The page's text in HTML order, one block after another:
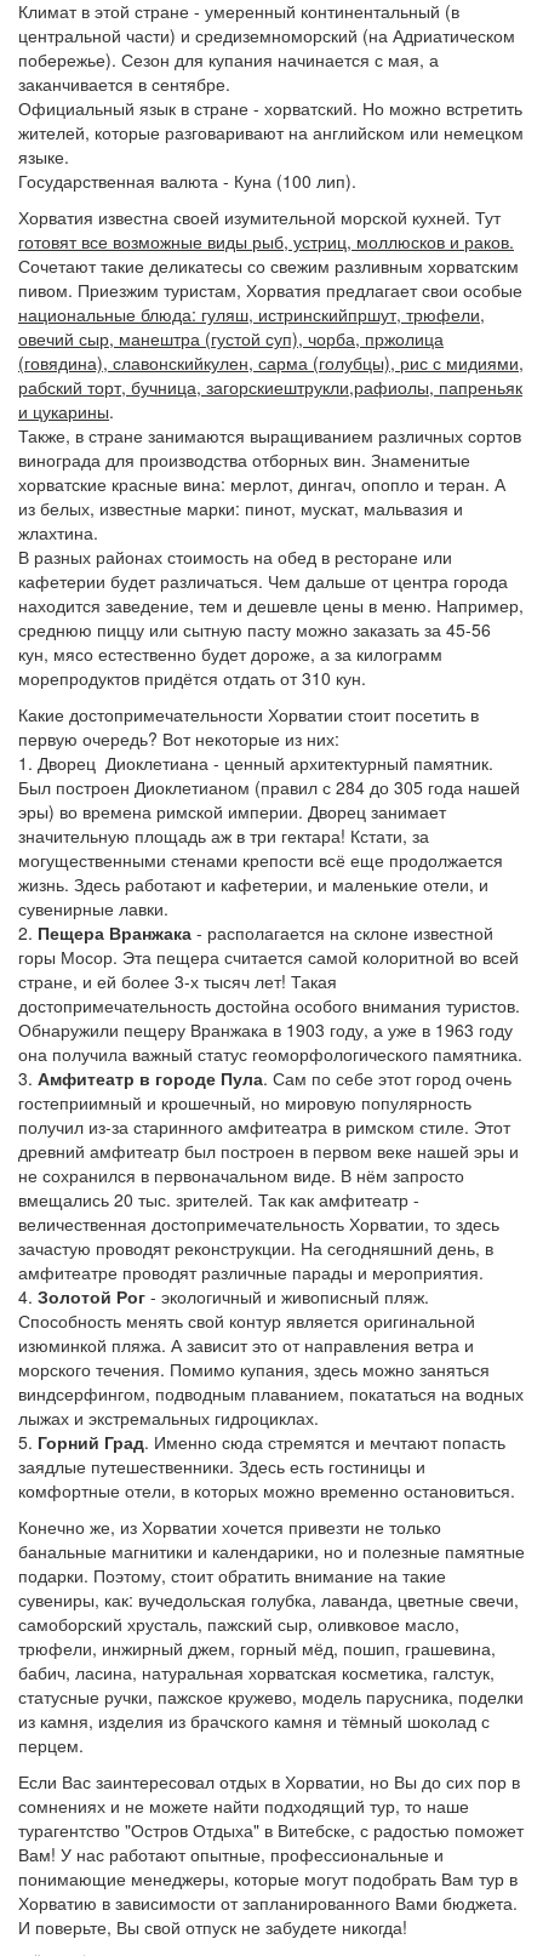
Климат в этой стране - умеренный континентальный (в
центральной части) и средиземноморский (на Адриатическом
побережье). Сезон для купания начинается с мая, а
заканчивается в сентябре.
Официальный язык в стране - хорватский. Но можно встретить
жителей, которые разговаривают на английском или немецком
языке.
Государственная валюта - Куна (100 лип).
Хорватия известна своей изумительной морской кухней. Тут
готовят все возможные виды рыб, устриц, моллюсков и раков.
Сочетают такие деликатесы со свежим разливным хорватским
пивом. Приезжим туристам, Хорватия предлагает свои особые
национальные блюда: гуляш, истринскийпршут, трюфели,
овечий сыр, манештра (густой суп), чорба, пржолица
(говядина), славонскийкулен, сарма (голубцы), рис с мидиями,
рабский торт, бучница, загорскиештрукли,рафиолы, папреньяк
и цукарины.
Также, в стране занимаются выращиванием различных сортов
винограда для производства отборных вин. Знаменитые
хорватские красные вина: мерлот, дингач, опопло и теран. А
из белых, известные марки: пинот, мускат, мальвазия и
жлахтина.
В разных районах стоимость на обед в ресторане или
кафетерии будет различаться. Чем дальше от центра города
находится заведение, тем и дешевле цены в меню. Например,
среднюю пиццу или сытную пасту можно заказать за 45-56
кун, мясо естественно будет дороже, а за килограмм
морепродуктов придётся отдать от 310 кун.
Какие достопримечательности Хорватии стоит посетить в
первую очередь? Вот некоторые из них:
1. Дворец Диоклетиана - ценный архитектурный памятник.
Был построен Диоклетианом (правил с 284 до 305 года нашей
эры) во времена римской империи. Дворец занимает
значительную площадь аж в три гектара! Кстати, за
могущественными стенами крепости всё еще продолжается
жизнь. Здесь работают и кафетерии, и маленькие отели, и
сувенирные лавки.
2. Пещера Вранжака - располагается на склоне известной
горы Мосор. Эта пещера считается самой колоритной во всей
стране, и ей более 3-х тысяч лет! Такая
достопримечательность достойна особого внимания туристов.
Обнаружили пещеру Вранжака в 1903 году, а уже в 1963 году
она получила важный статус геоморфологического памятника.
3. Амфитеатр в городе Пула. Сам по себе этот город очень
гостеприимный и крошечный, но мировую популярность
получил из-за старинного амфитеатра в римском стиле. Этот
древний амфитеатр был построен в первом веке нашей эры и
не сохранился в первоначальном виде. В нём запросто
вмещались 20 тыс. зрителей. Так как амфитеатр -
величественная достопримечательность Хорватии, то здесь
зачастую проводят реконструкции. На сегодняшний день, в
амфитеатре проводят различные парады и мероприятия.
4. Золотой Рог - экологичный и живописный пляж.
Способность менять свой контур является оригинальной
изюминкой пляжа. А зависит это от направления ветра и
морского течения. Помимо купания, здесь можно заняться
виндсерфингом, подводным плаванием, покататься на водных
лыжах и экстремальных гидроциклах.
5. Горний Град. Именно сюда стремятся и мечтают попасть
заядлые путешественники. Здесь есть гостиницы и
комфортные отели, в которых можно временно остановиться.
Конечно же, из Хорватии хочется привезти не только
банальные магнитики и календарики, но и полезные памятные
подарки. Поэтому, стоит обратить внимание на такие
сувениры, как: вучедольская голубка, лаванда, цветные свечи,
самоборский хрусталь, пажский сыр, оливковое масло,
трюфели, инжирный джем, горный мёд, пошип, грашевина,
бабич, ласина, натуральная хорватская косметика, галстук,
статусные ручки, пажское кружево, модель парусника, поделки
из камня, изделия из брачского камня и тёмный шоколад с
перцем.
Если Вас заинтересовал отдых в Хорватии, но Вы до сих пор в
сомнениях и не можете найти подходящий тур, то наше
турагентство "Остров Отдыха" в Витебске, с радостью поможет
Вам! У нас работают опытные, профессиональные и
понимающие менеджеры, которые могут подобрать Вам тур в
Хорватию в зависимости от запланированного Вами бюджета.
И поверьте, Вы свой отпуск не забудете никогда!